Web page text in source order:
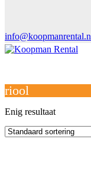
riool
Enig resultaat